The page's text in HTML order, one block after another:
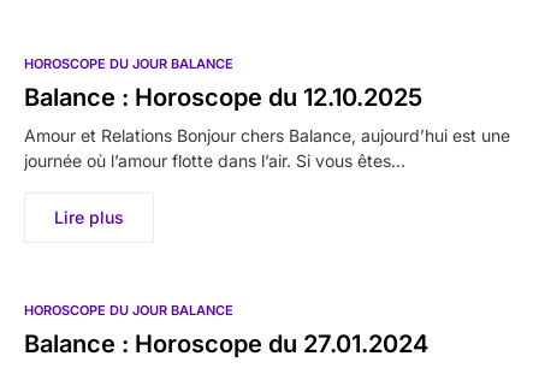
HOROSCOPE DU JOUR BALANCE
Balance : Horoscope du 12.10.2025
Amour et Relations Bonjour chers Balance, aujourd’hui est une
journée où l’amour flotte dans l’air. Si vous êtes…
Lire plus
HOROSCOPE DU JOUR BALANCE
Balance : Horoscope du 27.01.2024